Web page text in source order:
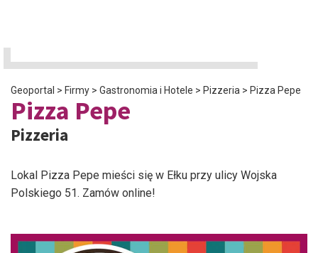
Geoportal > Firmy > Gastronomia i Hotele > Pizzeria > Pizza Pepe
Pizza Pepe
Pizzeria
Lokal Pizza Pepe mieści się w Ełku przy ulicy Wojska
Polskiego 51. Zamów online!